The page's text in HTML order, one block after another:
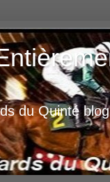
du Quinté